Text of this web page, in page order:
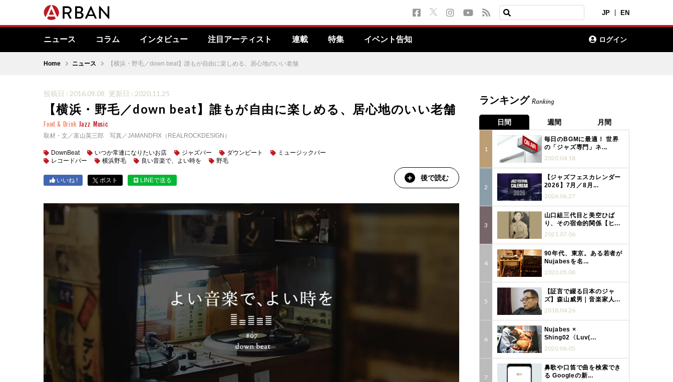
JP EN
ニュース コラム インタビュー 注目アーティスト 連載 特集 イベント告知 ログイン
Home ニュース 【横浜・野毛／down beat】誰もが自由に楽しめる、居心地のいい老舗
投稿日 : 2016.09.08 更新日 : 2020.11.25
【横浜・野毛／down beat】誰もが自由に楽しめる、居心地のいい老舗
Food & Drink Jazz Music
取材・文／富山英三郎 写真／JAMANDFIX（REALROCKDESIGN）
DownBeat いつか常連になりたいお店 ジャズバー ダウンビート
ミュージックバー
レコードバー
横浜野毛 良い音楽で、よい時を 野毛
いいね ! ポスト LINEで送る 後で読む
ランキング Ranking
日間 週間 月間
毎日のBGMに最適！ 世界
の「ジャズ専門」ネ...
2020.04.18
【ジャズフェスカレンダー
2026】7月／8月...
2026.06.27
山口組三代目と美空ひば
り、その宿命的関係【ヒ...
2021.07.06
90年代、東京。ある若者が
Nujabesを名...
2020.05.08
【証言で綴る日本のジャ
ズ】森山威男｜音楽家人...
2018.04.26
Nujabes ×
Shing02〈Luv(...
2020.06.05
鼻歌や口笛で曲を検索でき
る Googleの新...